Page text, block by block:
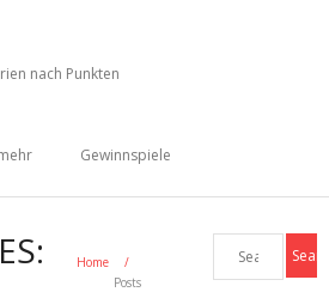
nach Punkten
Gewinnspiele
Home
/
Posts